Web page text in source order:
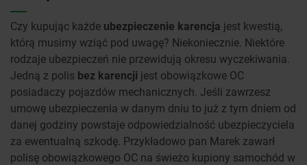
Czy kupując każde ubezpieczenie karencja jest kwestią,
którą musimy wziąć pod uwagę? Niekoniecznie. Niektóre
rodzaje ubezpieczeń nie przewidują okresu wyczekiwania.
Jedną z polis bez karencji jest obowiązkowe OC
posiadaczy pojazdów mechanicznych. Jeśli zawrzesz
umowę ubezpieczenia w danym dniu to już z tym dniem od
danej godziny powstaje odpowiedzialność ubezpieczyciela
za ewentualną szkodę. Przykładowo pan Marek zawarł
polisę obowiązkowego OC na świeżo kupiony samochód w